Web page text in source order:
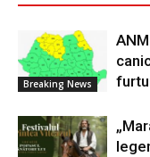
Breaking News